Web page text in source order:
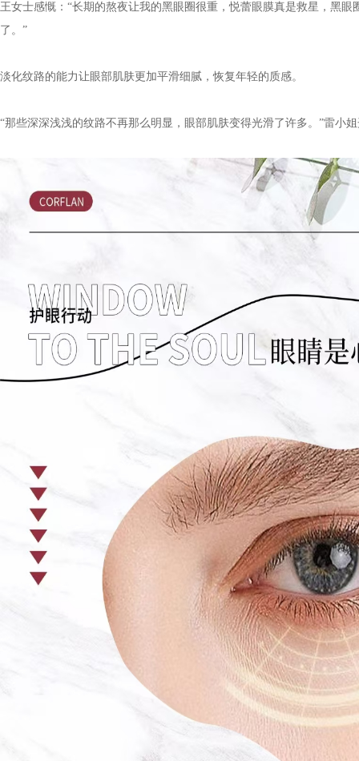
王女士感慨：“长期的熬夜让我的黑眼圈很重，悦蕾眼膜真是救星，黑眼
了。”
淡化纹路的能力让眼部肌肤更加平滑细腻，恢复年轻的质感。
“那些深深浅浅的纹路不再那么明显，眼部肌肤变得光滑了许多。”雷小姐